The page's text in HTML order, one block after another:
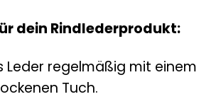
dein Rindlederprodukt:
Leder regelmäßig mit einem
Tuch.